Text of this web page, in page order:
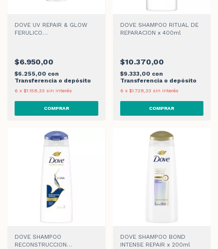
DOVE UV REPAIR & GLOW
FERULICO
$6.950,00
$6.255,00 con
Transferencia o depósito
6 x $1.158,33 sin interés
DOVE SHAMPOO RITUAL DE
REPARACION x 400ml
$10.370,00
$9.333,00 con
Transferencia o depósito
6 x $1.728,33 sin interés
DOVE SHAMPOO
RECONSTRUCCION
DOVE SHAMPOO BOND
INTENSE REPAIR x 200ml